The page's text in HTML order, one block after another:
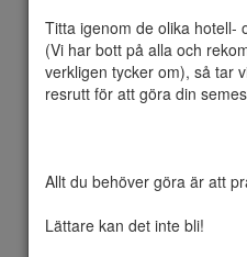
Titta igenom de olika hotell-
(Vi har bott på alla och
verkligen tycker om), så tar
resrutt för att göra din
Allt du behöver göra är att
Lättare kan det inte bli!
Paris är
belägen vid floden
romarna under
2,2 miljoner invånare